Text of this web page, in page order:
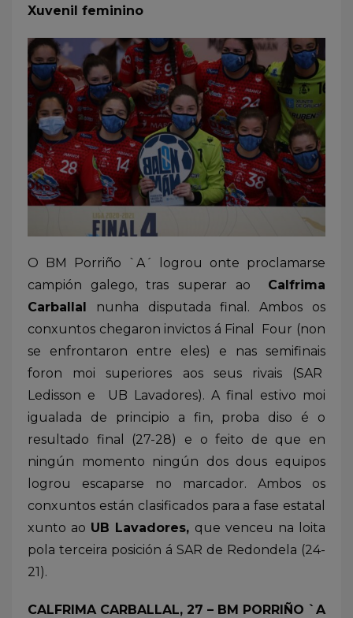
Xuvenil feminino
O BM Porriño `A´ logrou onte proclamarse
campión galego, tras superar ao Calfrima
Carballal nunha disputada final. Ambos os
conxuntos chegaron invictos á Final Four (non
se enfrontaron entre eles) e nas semifinais
foron moi superiores aos seus rivais (SAR
Ledisson e UB Lavadores). A final estivo moi
igualada de principio a fin, proba diso é o
resultado final (27-28) e o feito de que en
ningún momento ningún dos dous equipos
logrou escaparse no marcador. Ambos os
conxuntos están clasificados para a fase estatal
xunto ao UB Lavadores, que venceu na loita
pola terceira posición á SAR de Redondela (24-
21).
CALFRIMA CARBALLAL, 27 – BM PORRIÑO `A